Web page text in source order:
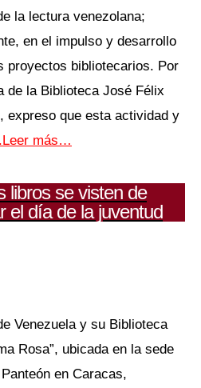
la lectura venezolana;
en el impulso y desarrollo
proyectos bibliotecarios. Por
de la Biblioteca José Félix
expreso que esta actividad y
más…
libros se visten de
el día de la juventud
Venezuela y su Biblioteca
Rosa”, ubicada en la sede
en Caracas,